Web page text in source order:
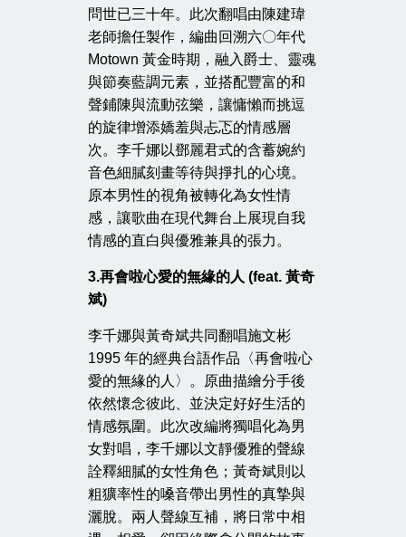
問世已三十年。此次翻唱由陳建瑋
老師擔任製作，編曲回溯六〇年代
Motown 黃金時期，融入爵士、靈魂
與節奏藍調元素，並搭配豐富的和
聲鋪陳與流動弦樂，讓慵懶而挑逗
的旋律增添嬌羞與忐忑的情感層
次。李千娜以鄧麗君式的含蓄婉約
音色細膩刻畫等待與掙扎的心境。
原本男性的視角被轉化為女性情
感，讓歌曲在現代舞台上展現自我
情感的直白與優雅兼具的張力。
3.再會啦心愛的無緣的人 (feat. 黃奇
斌)
李千娜與黃奇斌共同翻唱施文彬
1995 年的經典台語作品〈再會啦心
愛的無緣的人〉。原曲描繪分手後
依然懷念彼此、並決定好好生活的
情感氛圍。此次改編將獨唱化為男
女對唱，李千娜以文靜優雅的聲線
詮釋細膩的女性角色；黃奇斌則以
粗獷率性的嗓音帶出男性的真摯與
灑脫。兩人聲線互補，將日常中相